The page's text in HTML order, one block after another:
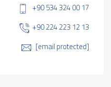
+90 534 324 00 17
+90 224 223 12 13
[email protected]